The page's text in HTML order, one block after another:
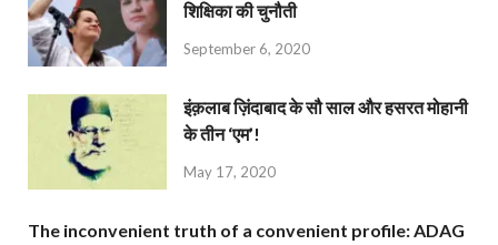
शिक्षिका की चुनौती
September 6, 2020
इंक़लाब ज़िंदाबाद के सौ साल और हसरत मोहानी
के तीन ‘एम’!
May 17, 2020
The inconvenient truth of a convenient profile: ADAG